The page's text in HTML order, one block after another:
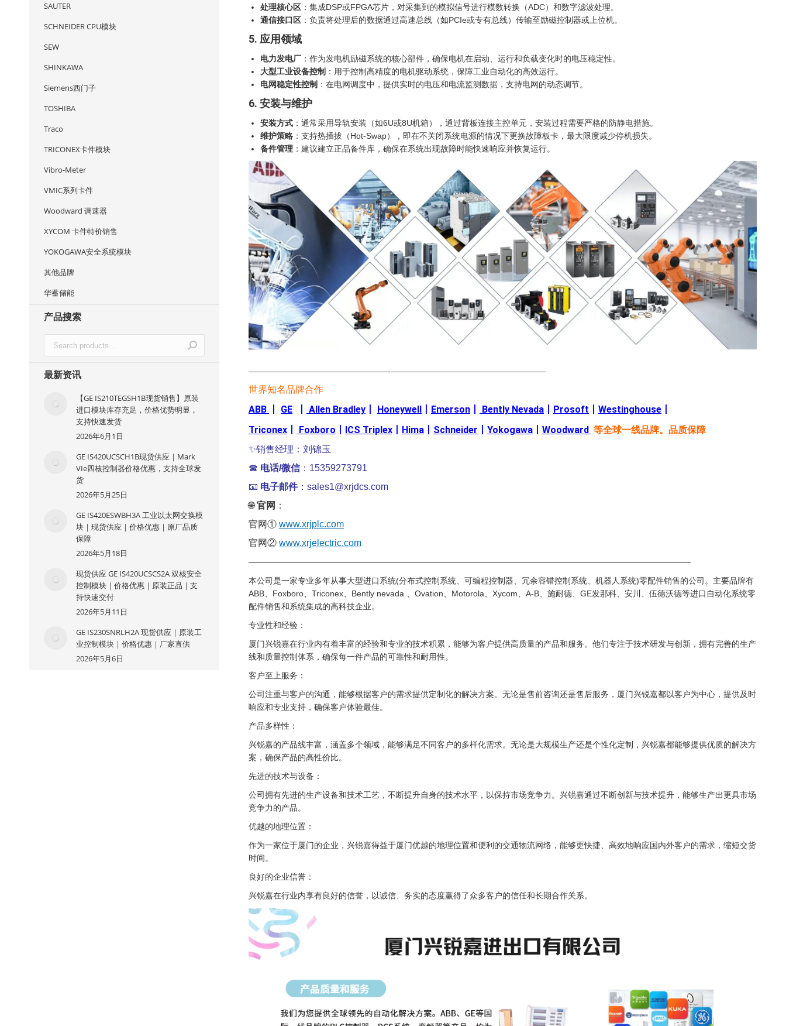
处理核心区 ：集成DSP或FPGA芯片，对采集到的模拟信号进行模数转换（ADC）和数字滤波处理。
通信接口区 ：负责将处理后的数据通过高速总线（如PCIe或专有总线）传输至励磁控制器或上位机。
5. 应用领域
电力发电厂 ：作为发电机励磁系统的核心部件，确保电机在启动、运行和负载变化时的电压稳定性。
大型工业设备控制 ：用于控制高精度的电机驱动系统，保障工业自动化的高效运行。
电网稳定性控制 ：在电网调度中，提供实时的电压和电流监测数据，支持电网的动态调节。
6. 安装与维护
安装方式 ：通常采用导轨安装（如6U或8U机箱），通过背板连接主控单元，安装过程需要严格的防静电措施。
维护策略 ：支持热插拔（Hot-Swap），即在不关闭系统电源的情况下更换故障板卡，最大限度减少停机损失。
备件管理 ：建议建立正品备件库，确保在系统出现故障时能快速响应并恢复运行。
—————————————————-———————————————————
世界知名品牌合作
ABB GE Allen Bradley Honeywell Emerson Bently Nevada Prosoft Westinghouse
Triconex
Foxboro ICS Triplex Hima Schneider Yokogawa Woodward 等全球一线品牌。品质保障
✨销售经理：刘锦玉
☎ 电话/微信：15359273791
📧 电子邮件：sales1@xrjdcs.com
🌐官网 ：
官网① www.xrjplc.com
官网② www.xrjelectric.com
——————————————————————————————————————————————————————
本公司是一家专业多年从事大型进口系统(分布式控制系统、可编程控制器、冗余容错控制系统、机器人系统)零配件销售的公司。主要品牌有
ABB、Foxboro、Triconex、Bently nevada 、Ovation、Motorola、Xycom、A-B、施耐德、GE发那科、安川、伍德沃德等进口自动化系统零
配件销售和系统集成的高科技企业。
专业性和经验：
厦门兴锐嘉在行业内有着丰富的经验和专业的技术积累，能够为客户提供高质量的产品和服务。他们专注于技术研发与创新，拥有完善的生产
线和质量控制体系，确保每一件产品的可靠性和耐用性。
客户至上服务：
公司注重与客户的沟通，能够根据客户的需求提供定制化的解决方案。无论是售前咨询还是售后服务，厦门兴锐嘉都以客户为中心，提供及时
响应和专业支持，确保客户体验最佳。
产品多样性：
兴锐嘉的产品线丰富，涵盖多个领域，能够满足不同客户的多样化需求。无论是大规模生产还是个性化定制，兴锐嘉都能够提供优质的解决方
案，确保产品的高性价比。
先进的技术与设备：
公司拥有先进的生产设备和技术工艺，不断提升自身的技术水平，以保持市场竞争力。兴锐嘉通过不断创新与技术提升，能够生产出更具市场
竞争力的产品。
优越的地理位置：
作为一家位于厦门的企业，兴锐嘉得益于厦门优越的地理位置和便利的交通物流网络，能够更快捷、高效地响应国内外客户的需求，缩短交货
时间。
良好的企业信誉：
兴锐嘉在行业内享有良好的信誉，以诚信、务实的态度赢得了众多客户的信任和长期合作关系。
SAUTER
SCHNEIDER CPU模块
SEW
SHINKAWA
Siemens西门子
TOSHIBA
Traco
TRICONEX卡件模块
Vibro-Meter
VMIC系列卡件
Woodward 调速器
XYCOM 卡件特价销售
YOKOGAWA安全系统模块
其他品牌
华蓄储能
产品搜索
最新资讯
【GE IS210TEGSH1B现货销售】原装
进口模块库存充足，价格优势明显，
支持快速发货
2026年6月1日
GE IS420UCSCH1B现货供应｜Mark
VIe四核控制器价格优惠，支持全球发
货
2026年5月25日
GE IS420ESWBH3A 工业以太网交换模
块｜现货供应｜价格优惠｜原厂品质
保障
2026年5月18日
现货供应 GE IS420UCSCS2A 双核安全
控制模块｜价格优惠｜原装正品｜支
持快速交付
2026年5月11日
GE IS230SNRLH2A 现货供应｜原装工
业控制模块｜价格优惠｜厂家直供
2026年5月6日